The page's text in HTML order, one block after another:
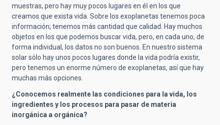
muestras, pero hay muy pocos lugares en él en los que
creamos que exista vida. Sobre los exoplanetas tenemos poca
información; tenemos más cantidad que calidad. Hay muchos
objetos en los que podemos buscar vida, pero, en cada uno, de
forma individual, los datos no son buenos. En nuestro sistema
solar sólo hay unos pocos lugares donde la vida podría existir,
pero tenemos un enorme número de exoplanetas, así que hay
muchas más opciones.
¿Conocemos realmente las condiciones para la vida, los
ingredientes y los procesos para pasar de materia
inorgánica a orgánica?